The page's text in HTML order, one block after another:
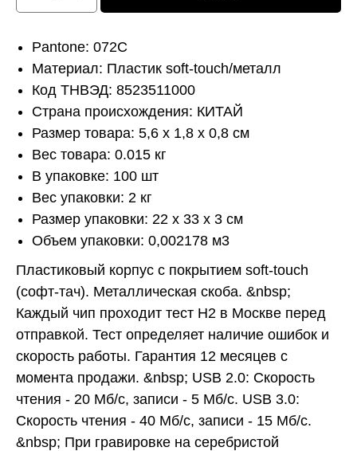
Pantone: 072C
Материал: Пластик soft-touch/металл
Код ТНВЭД: 8523511000
Страна происхождения: КИТАЙ
Размер товара: 5,6 x 1,8 x 0,8 см
Вес товара: 0.015 кг
В упаковке: 100 шт
Вес упаковки: 2 кг
Размер упаковки: 22 x 33 x 3 см
Объем упаковки: 0,002178 м3
Пластиковый корпус с покрытием soft-touch
(софт-тач). Металлическая скоба. &nbsp;
Каждый чип проходит тест H2 в Москве перед
отправкой. Тест определяет наличие ошибок и
скорость работы. Гарантия 12 месяцев с
момента продажи. &nbsp; USB 2.0: Скорость
чтения - 20 Мб/с, записи - 5 Мб/с. USB 3.0:
Скорость чтения - 40 Мб/с, записи - 15 Мб/с.
&nbsp; При гравировке на серебристой